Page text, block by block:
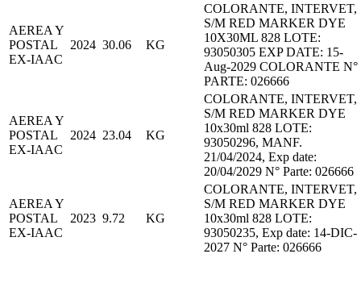
AEREA Y
POSTAL
EX-IAAC
2024 30.06 KG
COLORANTE, INTERVET,
S/M RED MARKER DYE
10X30ML 828 LOTE:
93050305 EXP DATE: 15-
Aug-2029 COLORANTE N°
PARTE: 026666
AEREA Y
POSTAL
EX-IAAC
2024 23.04 KG
COLORANTE, INTERVET,
S/M RED MARKER DYE
10x30ml 828 LOTE:
93050296, MANF.
21/04/2024, Exp date:
20/04/2029 N° Parte: 026666
AEREA Y
POSTAL
EX-IAAC
2023 9.72 KG
COLORANTE, INTERVET,
S/M RED MARKER DYE
10x30ml 828 LOTE:
93050235, Exp date: 14-DIC-
2027 N° Parte: 026666